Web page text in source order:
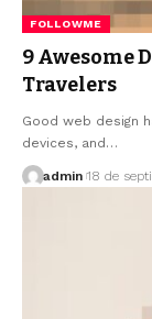
FOLLOWME
9 Awesome
Travelers
Good web design
devices, and…
admin 18 de